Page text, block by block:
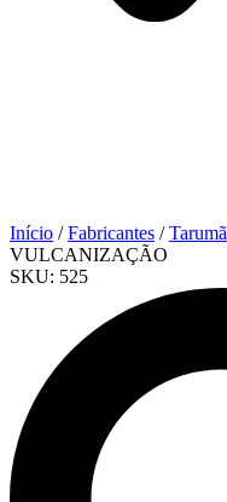
Início /Fabricantes /Tarumã
VULCANIZAÇÃO
SKU: 525